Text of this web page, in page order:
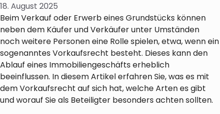
18. August 2025
Beim Verkauf oder Erwerb eines Grundstücks können
neben dem Käufer und Verkäufer unter Umständen
noch weitere Personen eine Rolle spielen, etwa, wenn ein
sogenanntes Vorkaufsrecht besteht. Dieses kann den
Ablauf eines Immobiliengeschäfts erheblich
beeinflussen. In diesem Artikel erfahren Sie, was es mit
dem Vorkaufsrecht auf sich hat, welche Arten es gibt
und worauf Sie als Beteiligter besonders achten sollten.